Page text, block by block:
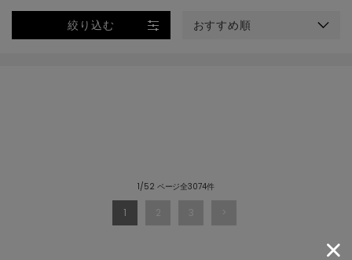
絞り込む おすすめ順
1/52 ページ全3074件
1 2 3